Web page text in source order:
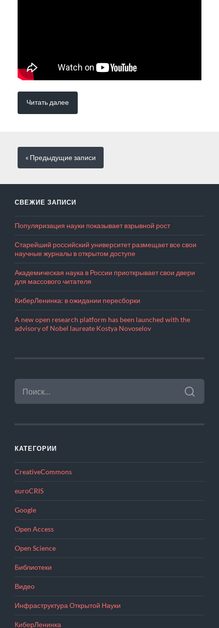
Читать далее
« Предыдущиезаписи
СВЕЖИЕ ЗАПИСИ
Популяризация науки показывает взрывной рост
Старейший российский университет размещает все свои
научные журналы в открытом доступе
Академическая наука в России приоткрывает свои двери
для массового читателя
КиберЛенинка: в ожидании пересборки
A new open research platform has been launched with the
advisory of Nobel laureate Kostya Novoselov
НАЙТИ:
КАТЕГОРИИ
CreativeCommons
euroCRIS
Google
Open Access
Open Science
Библиотеки
Видео
Инфраструктура Открытой Науки
КиберЛенинка